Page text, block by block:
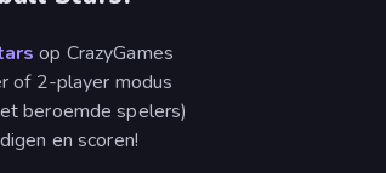
op CrazyGames
of 2-player modus
beroemde spelers)
en scoren!